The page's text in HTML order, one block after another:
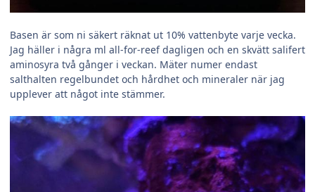
Basen är som ni säkert räknat ut 10% vattenbyte varje vecka.
Jag häller i några ml all-for-reef dagligen och en skvätt salifert
aminosyra två gånger i veckan. Mäter numer endast
salthalten regelbundet och hårdhet och mineraler när jag
upplever att något inte stämmer.